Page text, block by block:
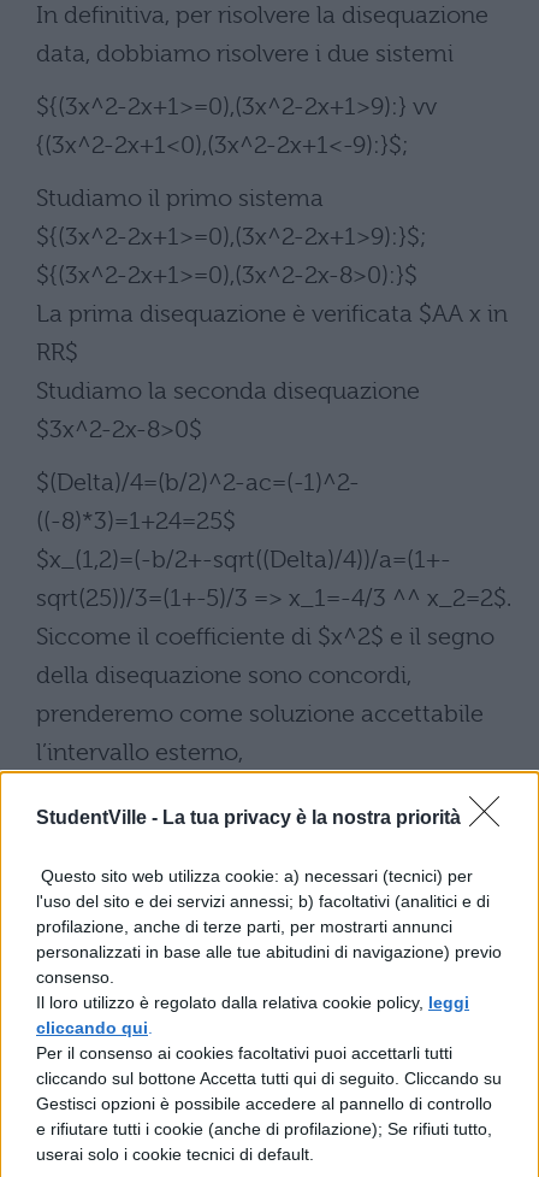
StudentVille - La tua privacy è la nostra priorità
Questo sito web utilizza cookie: a) necessari (tecnici) per
l'uso del sito e dei servizi annessi; b) facoltativi (analitici e di
profilazione, anche di terze parti, per mostrarti annunci
personalizzati in base alle tue abitudini di navigazione) previo
consenso.
Il loro utilizzo è regolato dalla relativa cookie policy, leggi
cliccando qui
Per il consenso ai cookies facoltativi puoi accettarli tutti
cliccando sul bottone Accetta tutti qui di seguito. Cliccando su
Gestisci opzioni è possibile accedere al pannello di controllo
e rifiutare tutti i cookie (anche di profilazione); Se rifiuti tutto,
userai solo i cookie tecnici di default.
In definitiva, per risolvere la disequazione
data, dobbiamo risolvere i due sistemi
${(3x^2-2x+1>=0),(3x^2-2x+1>9):} vv
{(3x^2-2x+1<0),(3x^2-2x+1<-9):}$;
Studiamo il primo sistema
${(3x^2-2x+1>=0),(3x^2-2x+1>9):}$;
${(3x^2-2x+1>=0),(3x^2-2x-8>0):}$
La prima disequazione è verificata $AA x in
RR$
Studiamo la seconda disequazione
$3x^2-2x-8>0$
$(Delta)/4=(b/2)^2-ac=(-1)^2-
((-8)*3)=1+24=25$
$x_(1,2)=(-b/2+-sqrt((Delta)/4))/a=(1+-
sqrt(25))/3=(1+-5)/3 => x_1=-4/3 ^^ x_2=2$.
Siccome il coefficiente di $x^2$ e il segno
della disequazione sono concordi,
prenderemo come soluzione accettabile
l’intervallo esterno,
per cui la soluzione sarà: $S_1=x_1<-4/3 ^^
x_2>2$.
Studiamo ora il secondo sistema
${(3x^2-2x+1<0),(3x^2-2x+1<-9):}$;
${(3x^2-2x+1<0),(3x^2-2x+10<0):}$;
La prima disequazione non ammette
soluzione per quanto visto sopra,
quindi l’intero sistema non ammette
soluzione, $S_2=Phi$.
In definitiva quindi la soluzione è data dalle